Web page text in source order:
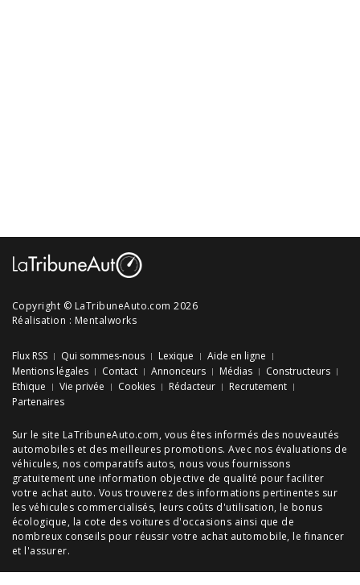
Copyright © LaTribuneAuto.com 2026
Réalisation : Mentalworks
Flux RSS Qui sommes-nous Lexique
Aide en ligne
Mentions légales
Contact Annonceurs Médias
Constructeurs
Ethique
Vie privée Cookies Rédacteur
Recrutement
Partenaires
Sur le site LaTribuneAuto.com, vous êtes informés des nouveautés
automobiles et des meilleures promotions. Avec nos évaluations de
véhicules, nos comparatifs autos, nous vous fournissons
gratuitement une information objective de qualité pour faciliter
votre achat auto. Vous trouverez des informations pertinentes sur
les véhicules commercialisés, leurs coûts d'utilisation, le bonus
écologique, la cote des voitures d'occasions ainsi que de
nombreux conseils pour réussir votre achat automobile, le financer
et l'assurer.